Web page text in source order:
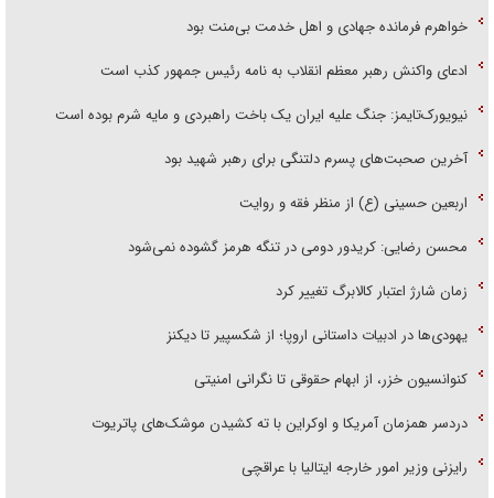
خواهرم فرمانده جهادی و اهل خدمت بی‌منت بود
ادعای واکنش رهبر معظم انقلاب به نامه رئیس جمهور کذب است
نیویورک‌تایمز: جنگ علیه ایران یک باخت راهبردی و مایه شرم بوده است
آخرین صحبت‌های پسرم دلتنگی برای رهبر شهید بود
اربعین حسینی (ع) از منظر فقه و روایت
محسن رضایی: کریدور دومی در تنگه هرمز گشوده نمی‌شود
زمان شارژ اعتبار کالابرگ تغییر کرد
یهودی‌ها در ادبیات داستانی اروپا؛ از شکسپیر تا دیکنز
کنوانسیون خزر، از ابهام حقوقی تا نگرانی امنیتی
دردسر همزمان آمریکا و اوکراین با ته کشیدن موشک‌های پاتریوت
رایزنی وزیر امور خارجه ایتالیا با عراقچی